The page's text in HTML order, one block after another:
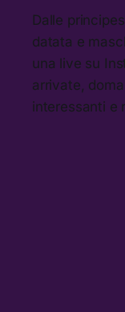
Dalle
datata e
una live su
arrivate,
interessanti e